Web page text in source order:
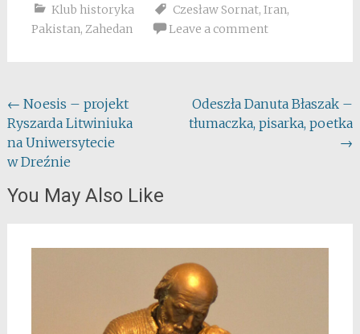
Klub historyka Czesław Sornat, Iran,
Pakistan, Zahedan Leave a comment
Post
navigation
← Noesis – projekt
Ryszarda Litwiniuka
na Uniwersytecie
w Dreźnie
Odeszła Danuta Błaszak –
tłumaczka, pisarka, poetka
→
You May Also Like